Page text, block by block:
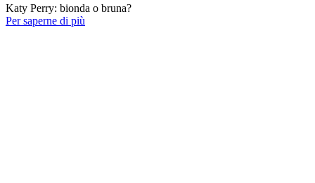
Katy Perry: bionda o bruna?
Per saperne di più